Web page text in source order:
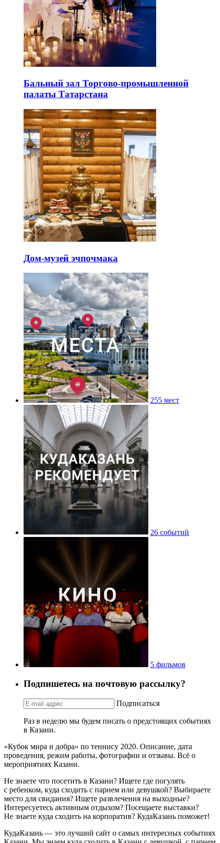
Бальный зал Торгово-промышленной
палаты Татарстана
Дом-музей эчпочмака
255 мест
26 событий
5 фильмов
Подпишетесь на почтовую рассылку?
Подписаться
Раз в неделю мы будем писать о предстоящих событиях
в Казани.
«Кубок мира и добра» по теннису 2020. Описание, дата
проведения, режим работы, фотографии и отзывы. Всё о
мероприятиях Казани.
Не знаете что посетить в Казани? Ищете где погулять
с ребенком, куда сходить с парнем или девушкой? Выбираете
место для свидания? Ищете развлечения на выходные?
Интересуетесь активным отдыхом? Посещаете выставки?
Не знаете куда сходить на корпоратив? КудаКазань поможет!
КудаКазань — это лучший сайт о самых интересных событиях